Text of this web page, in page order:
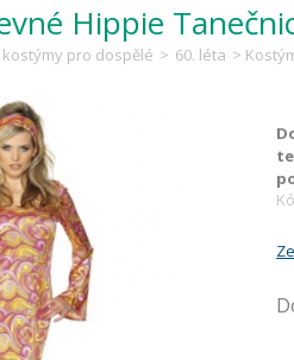
Hippie
pro dospělé > 60. léta >